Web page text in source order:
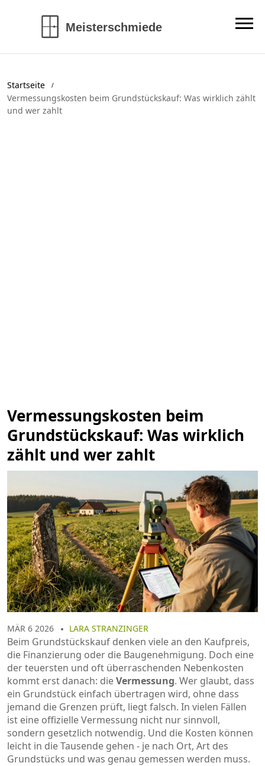
Startseite
Vermessungskosten beim Grundstückskauf: Was wirklich zählt
und wer zahlt
Vermessungskosten beim
Grundstückskauf: Was wirklich
zählt und wer zahlt
MÄR 6 2026 LARA STRANZINGER
Beim Grundstückskauf denken viele an den Kaufpreis,
die Finanzierung oder die Baugenehmigung. Doch eine
der teuersten und oft überraschenden Nebenkosten
kommt erst danach: dieVermessung. Wer glaubt, dass
ein Grundstück einfach übertragen wird, ohne dass
jemand die Grenzen prüft, liegt falsch. In vielen Fällen
ist eine offizielle Vermessung nicht nur sinnvoll,
sondern gesetzlich notwendig. Und die Kosten können
leicht in die Tausende gehen - je nach Ort, Art des
Grundstücks und was genau gemessen werden muss.